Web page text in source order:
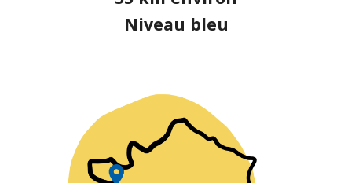
Niveau bleu